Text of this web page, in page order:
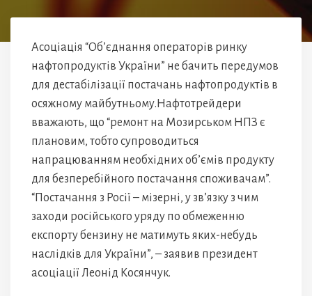
Асоціація “Об’єднання операторів ринку
нафтопродуктів України” не бачить передумов
для дестабілізації постачань нафтопродуктів в
осяжному майбутньому.Нафтотрейдери
вважають, що “ремонт на Мозирськом НПЗ є
плановим, тобто супроводиться
напрацюванням необхідних об’ємів продукту
для безперебійного постачання споживачам”.
“Постачання з Росії – мізерні, у зв’язку з чим
заходи російського уряду по обмеженню
експорту бензину не матимуть яких-небудь
наслідків для України”, – заявив президент
асоціації Леонід Косянчук.